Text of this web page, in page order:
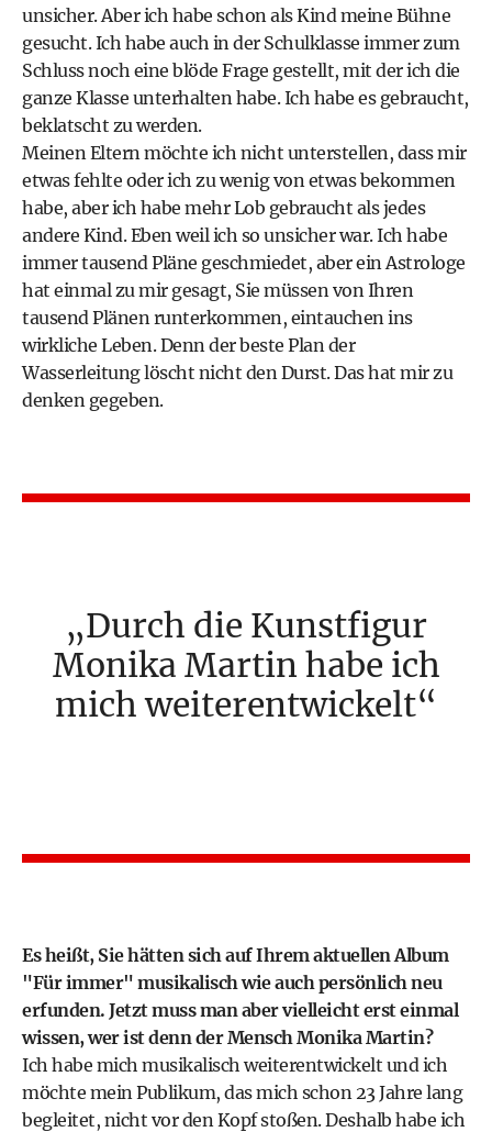
unsicher. Aber ich habe schon als Kind meine Bühne
gesucht. Ich habe auch in der Schulklasse immer zum
Schluss noch eine blöde Frage gestellt, mit der ich die
ganze Klasse unterhalten habe. Ich habe es gebraucht,
beklatscht zu werden.
Meinen Eltern möchte ich nicht unterstellen, dass mir
etwas fehlte oder ich zu wenig von etwas bekommen
habe, aber ich habe mehr Lob gebraucht als jedes
andere Kind. Eben weil ich so unsicher war. Ich habe
immer tausend Pläne geschmiedet, aber ein Astrologe
hat einmal zu mir gesagt, Sie müssen von Ihren
tausend Plänen runterkommen, eintauchen ins
wirkliche Leben. Denn der beste Plan der
Wasserleitung löscht nicht den Durst. Das hat mir zu
denken gegeben.
Durch die Kunstfigur
Monika Martin habe ich
mich weiterentwickelt
Es heißt, Sie hätten sich auf Ihrem aktuellen Album
"Für immer" musikalisch wie auch persönlich neu
erfunden. Jetzt muss man aber vielleicht erst einmal
wissen, wer ist denn der Mensch Monika Martin?
Ich habe mich musikalisch weiterentwickelt und ich
möchte mein Publikum, das mich schon 23 Jahre lang
begleitet, nicht vor den Kopf stoßen. Deshalb habe ich